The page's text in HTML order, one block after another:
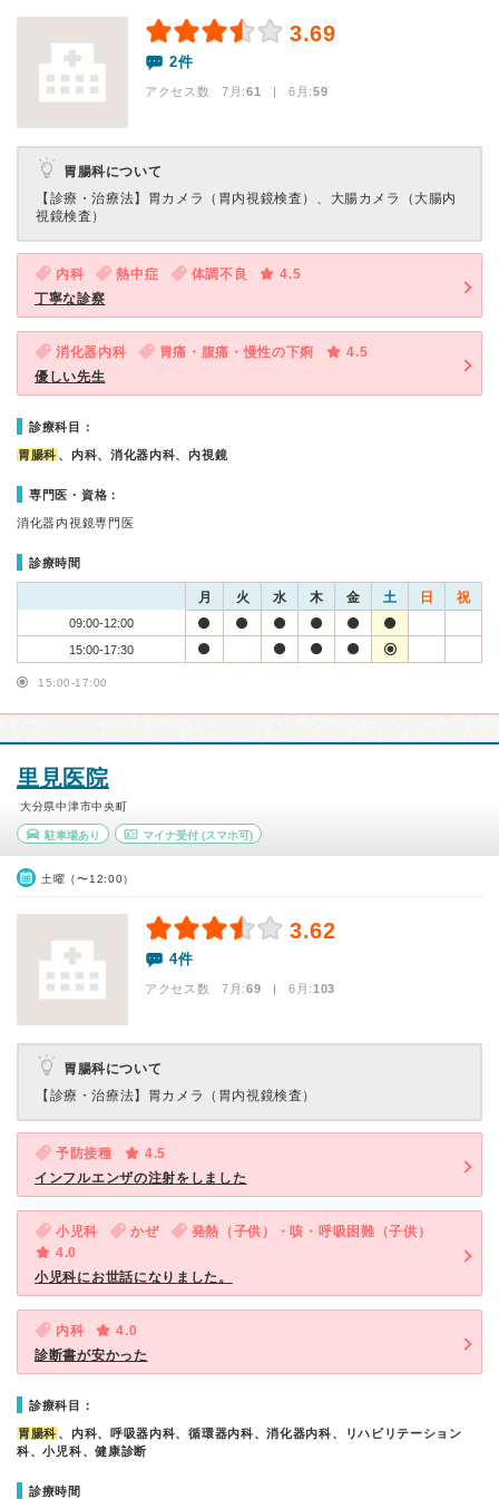
3.69
2件
アクセス数 7月:61 | 6月:59
胃腸科について
【診療・治療法】 胃カメラ（胃内視鏡検査）、大腸カメラ（大腸内
視鏡検査）
内科 熱中症 体調不良
4.5
丁寧な診察
消化器内科 胃痛・腹痛・慢性の下痢
4.5
優しい先生
診療科目：
胃腸科 、内科、消化器内科、内視鏡
専門医・資格：
消化器内視鏡専門医
診療時間
月 火 水 木 金 土 日 祝
09:00-12:00
15:00-17:30
15:00-17:00
里見医院
大分県中津市中央町
駐車場あり マイナ受付(スマホ可)
土曜（〜12:00）
3.62
4件
アクセス数 7月:69 | 6月:103
胃腸科について
【診療・治療法】 胃カメラ（胃内視鏡検査）
予防接種
4.5
インフルエンザの注射をしました
小児科 かぜ
発熱（子供）・咳・呼吸困難（子供）
4.0
小児科にお世話になりました。
内科
4.0
診断書が安かった
診療科目：
胃腸科 、内科、呼吸器内科、循環器内科、消化器内科、リハビリテーション
科、小児科、健康診断
診療時間